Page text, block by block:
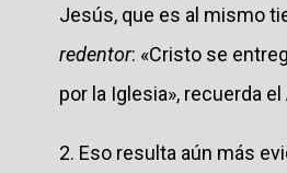
Jesús, que es al mismo
redentor: «Cristo se
por la Iglesia», recuerda
2. Eso resulta aún más